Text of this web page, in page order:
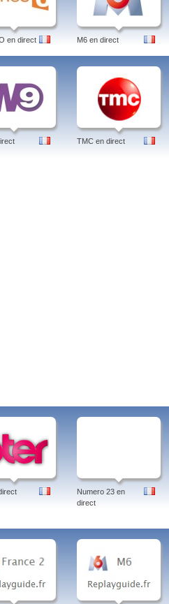
des émissions de télévision de
fois toutes les émissions de télévision.
france 2, france2, direct, replay, 24, pluzz,
en direct M6 en direct
TMC en direct
Numero 23 en
direct